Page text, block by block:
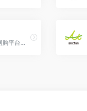
日本著名的B2C网购平台，被称为互联网超市！